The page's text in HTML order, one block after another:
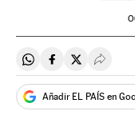
Compartir en
Compartir en
Compartir
Añadir EL PAÍS en